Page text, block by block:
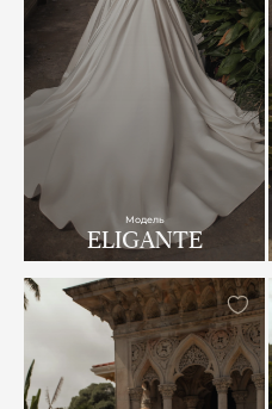
Модель
ELIGANTE